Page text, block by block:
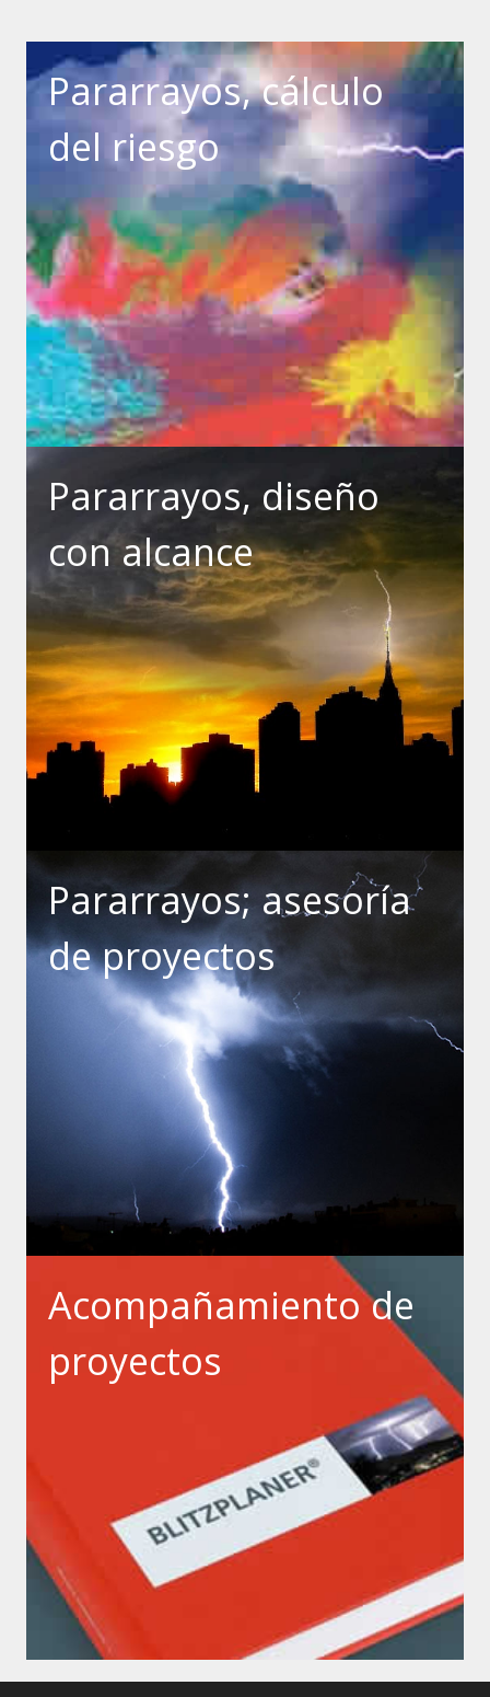
Pararrayos, cálculo
del riesgo
Pararrayos, diseño
con alcance
Pararrayos; asesoría
de proyectos
Acompañamiento de
proyectos